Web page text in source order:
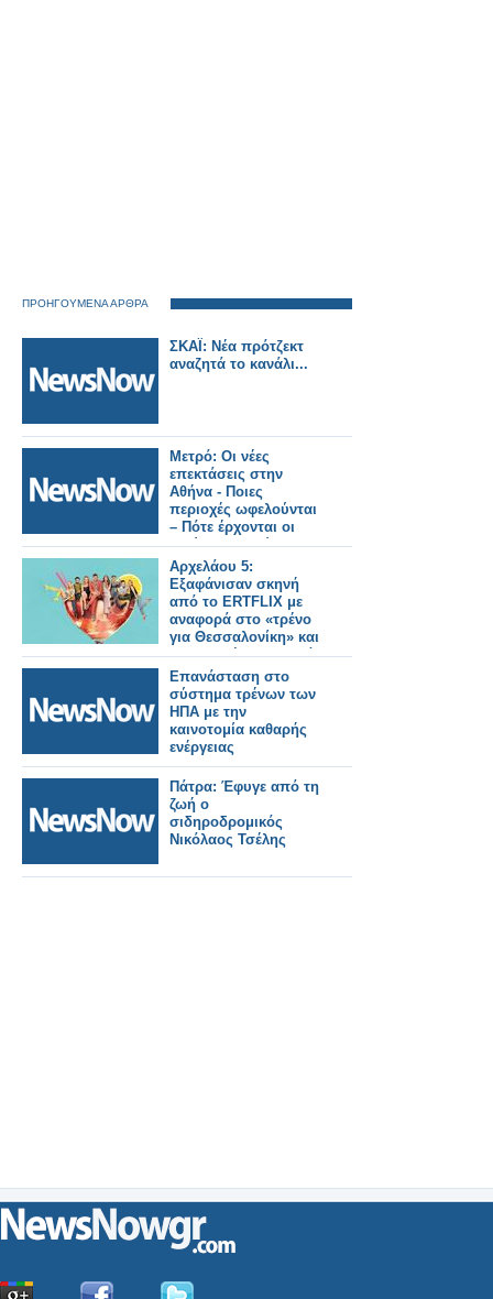
ΠΡΟΗΓΟΥΜΕΝΑ ΑΡΘΡΑ
ΣΚΑΪ: Νέα πρότζεκτ
αναζητά το κανάλι...
Μετρό: Οι νέες
επεκτάσεις στην
Αθήνα - Ποιες
περιοχές ωφελούνται
– Πότε έρχονται οι
πρώτοι καινούριοι
συρμοί
Αρχελάου 5:
Εξαφάνισαν σκηνή
από το ERTFLIX με
αναφορά στο «τρένο
για Θεσσαλονίκη» και
την επανέφεραν μετά
από διαμαρτυρία των
δημιουργών
Επανάσταση στο
σύστημα τρένων των
ΗΠΑ με την
καινοτομία καθαρής
ενέργειας
Πάτρα: Έφυγε από τη
ζωή ο
σιδηροδρομικός
Νικόλαος Τσέλης